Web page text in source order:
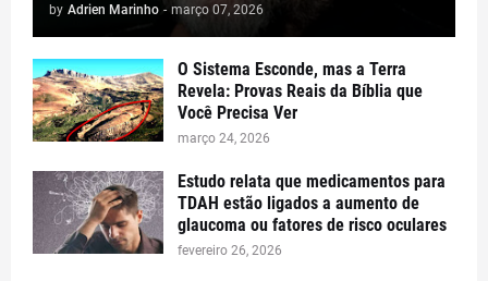
by Adrien Marinho - março 07, 2026
​O Sistema Esconde, mas a Terra
Revela: Provas Reais da Bíblia que
Você Precisa Ver
março 24, 2026
Estudo relata que medicamentos para
TDAH estão ligados a aumento de
glaucoma ou fatores de risco oculares
fevereiro 26, 2026